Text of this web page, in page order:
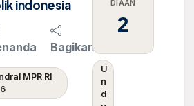
indonesia
Bagikan
MPR RI
DIAAN
2
U
n
d